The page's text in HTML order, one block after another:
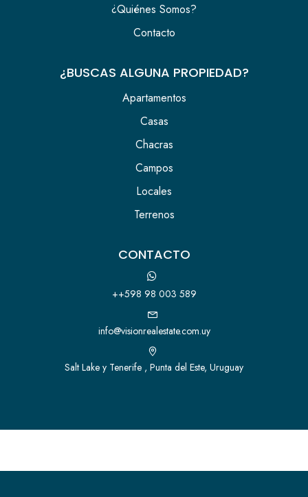
¿Quiénes Somos?
Contacto
¿BUSCAS ALGUNA PROPIEDAD?
Apartamentos
Casas
Chacras
Campos
Locales
Terrenos
CONTACTO
++598 98 003 589
info@visionrealestate.com.uy
Salt Lake y Tenerife , Punta del Este, Uruguay